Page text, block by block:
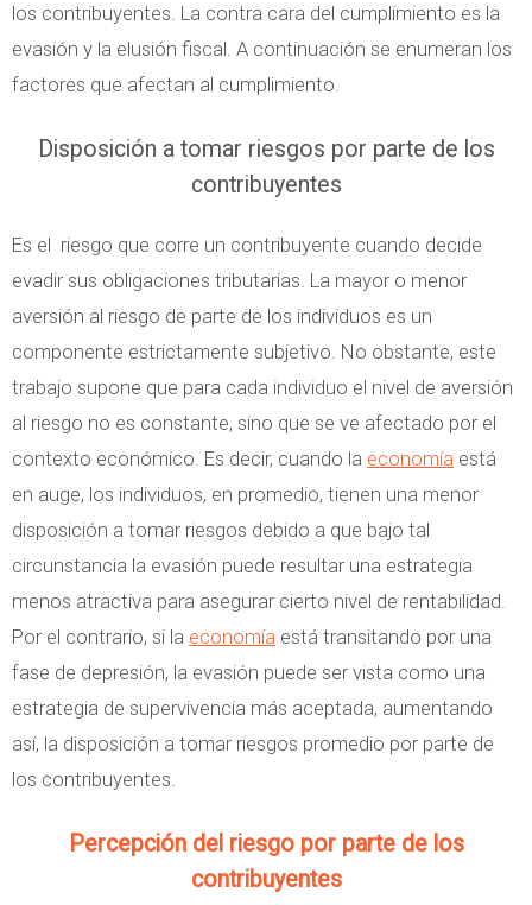
los contribuyentes. La contra cara del cumplimiento es la
evasión y la elusión fiscal. A continuación se enumeran los
factores que afectan al cumplimiento.
Disposición a tomar riesgos por parte de los
contribuyentes
Es el riesgo que corre un contribuyente cuando decide
evadir sus obligaciones tributarias. La mayor o menor
aversión al riesgo de parte de los individuos es un
componente estrictamente subjetivo. No obstante, este
trabajo supone que para cada individuo el nivel de aversión
al riesgo no es constante, sino que se ve afectado por el
contexto económico. Es decir, cuando la economía está
en auge, los individuos, en promedio, tienen una menor
disposición a tomar riesgos debido a que bajo tal
circunstancia la evasión puede resultar una estrategia
menos atractiva para asegurar cierto nivel de rentabilidad.
Por el contrario, si la economía está transitando por una
fase de depresión, la evasión puede ser vista como una
estrategia de supervivencia más aceptada, aumentando
así, la disposición a tomar riesgos promedio por parte de
los contribuyentes.
Percepción del riesgo por parte de los
contribuyentes